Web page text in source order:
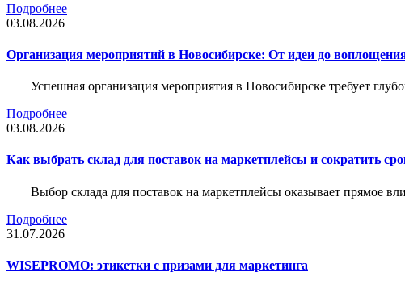
Подробнее
03.08.2026
Организация мероприятий в Новосибирске: От идеи до
Успешная организация мероприятия в Новосибирске требует
Подробнее
03.08.2026
Как выбрать склад для поставок на маркетплейсы и сократить
Выбор склада для поставок на маркетплейсы оказывает прямое
Подробнее
31.07.2026
WISEPROMO: этикетки с призами для маркетинга